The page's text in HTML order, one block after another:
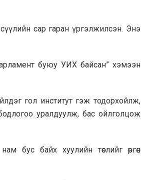
сүүлийн сар гаран үргэлжилсэн. Энэ
буюу УИХ байсан” хэмээн
гол институт гэж тодорхойлж,
бодлогоо уралдуулж, бас ойлголцож
бус байх хуулийн төслийг өргөн